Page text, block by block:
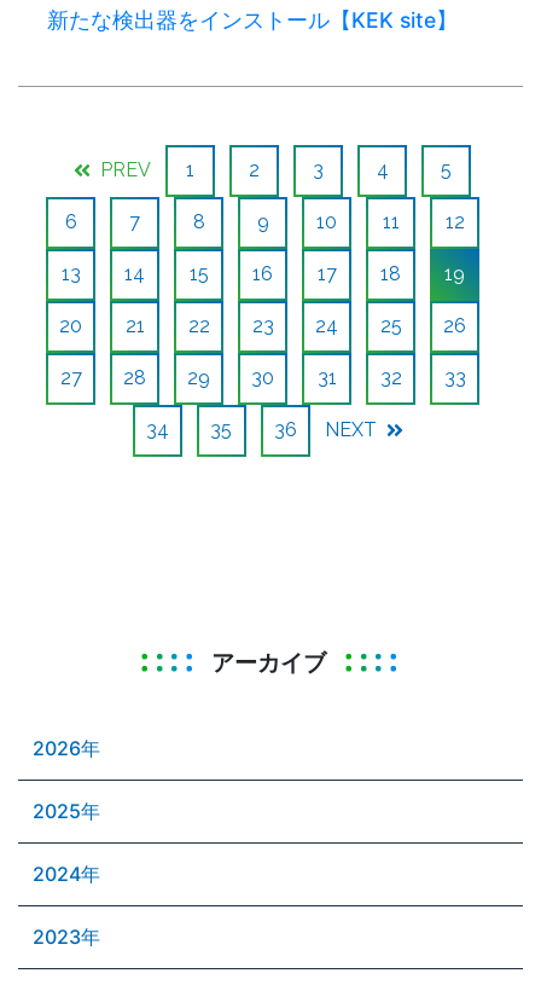
新たな検出器をインストール【KEK site】
PREV 1 2 3 4 5
6 7 8 9 10 11 12
13 14 15 16 17 18 19
20 21 22 23 24 25 26
27 28 29 30 31 32 33
34 35 36 NEXT
アーカイブ
2026年
2025年
2024年
2023年